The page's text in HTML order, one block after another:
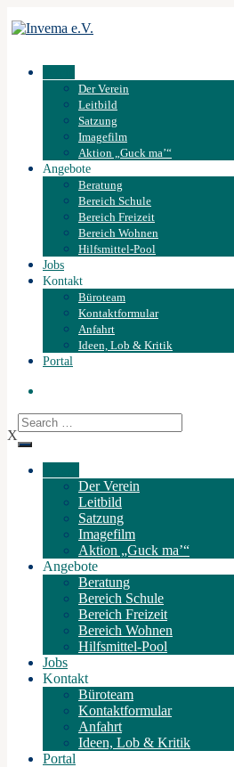
Der Verein
Leitbild
Satzung
Imagefilm
Aktion „Guck ma’“
Angebote
Beratung
Bereich Schule
Bereich Freizeit
Bereich Wohnen
Hilfsmittel-Pool
Jobs
Kontakt
Büroteam
Kontaktformular
Anfahrt
Ideen, Lob & Kritik
Portal
X
Der Verein
Leitbild
Satzung
Imagefilm
Aktion „Guck ma’“
Angebote
Beratung
Bereich Schule
Bereich Freizeit
Bereich Wohnen
Hilfsmittel-Pool
Jobs
Kontakt
Büroteam
Kontaktformular
Anfahrt
Ideen, Lob & Kritik
Portal